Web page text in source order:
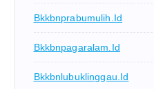
Bkkbnprabumulih.id
Bkkbnpagaralam.id
Bkkbnlubuklinggau.id